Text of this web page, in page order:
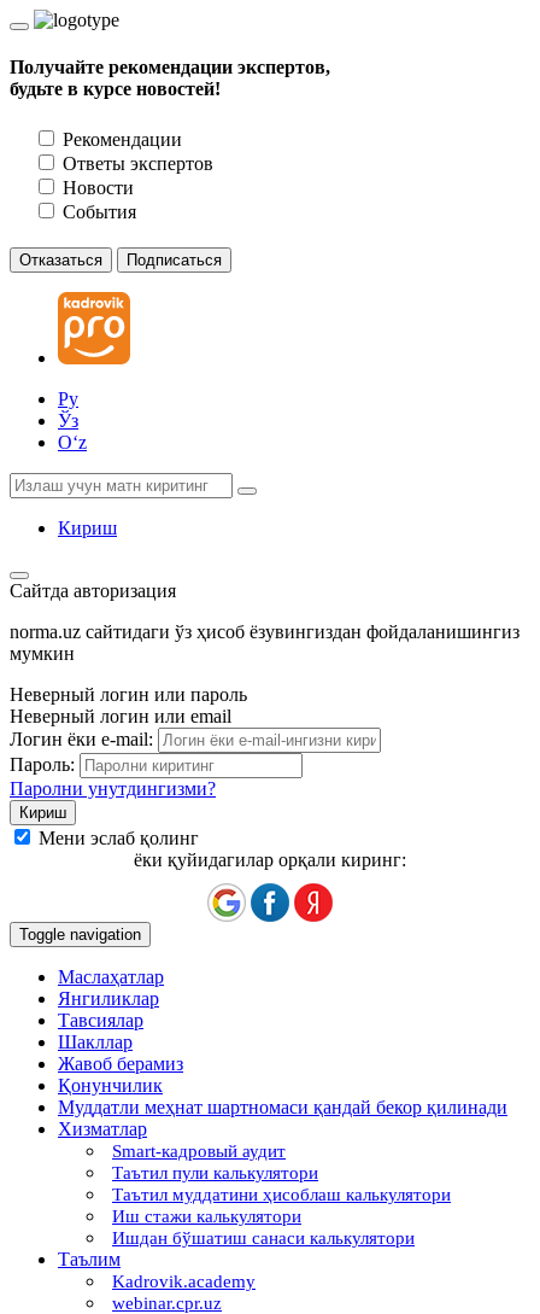
Получайте рекомендации экспертов,
будьте в курсе новостей!
Рекомендации
Ответы экспертов
Новости
События
Отказаться Подписаться
Ру
Ўз
Oʻz
Кириш
Сайтда авторизация
norma.uz сайтидаги ўз ҳисоб ёзувингиздан фойдаланишингиз
мумкин
Неверный логин или пароль
Неверный логин или email
Логин ёки e-mail:
Пароль:
Паролни унутдингизми?
Мени эслаб қолинг
ёки қуйидагилар орқали киринг:
Toggle navigation
Маслаҳатлар
Янгиликлар
Тавсиялар
Шакллар
Жавоб берамиз
Қонунчилик
Муддатли меҳнат шартномаси қандай бекор қилинади
Хизматлар
Smart-кадровый аудит
Таътил пули калькулятори
Таътил муддатини ҳисоблаш калькулятори
Иш стажи калькулятори
Ишдан бўшатиш санаси калькулятори
Таълим
Kadrovik.academy
webinar.cpr.uz